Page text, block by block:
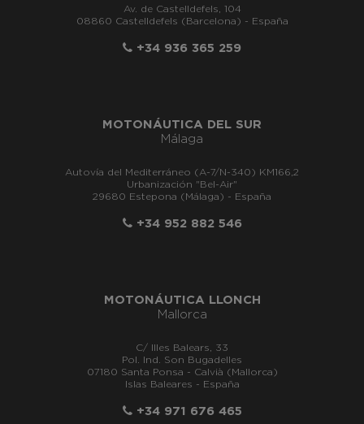
Av. de Castelldefels, 104
08860 Castelldefels (Barcelona) - España
+34 936 365 259
MOTONÁUTICA DEL SUR
Málaga
Autovía del Mediterráneo (A-7/N-340) KM166,2
Urbanización "Bel-Air"
29680 Estepona (Málaga) - España
+34 952 882 546
MOTONÁUTICA LLONCH
Mallorca
C/ Illes Balears, 33
Pol. Ind. Son Bugadelles
07180 Santa Ponsa - Calvià (Mallorca)
Islas Baleares - España
+34 971 676 465